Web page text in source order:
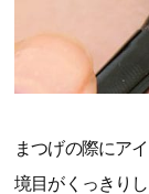
まつげの際にア
境目がくっきり